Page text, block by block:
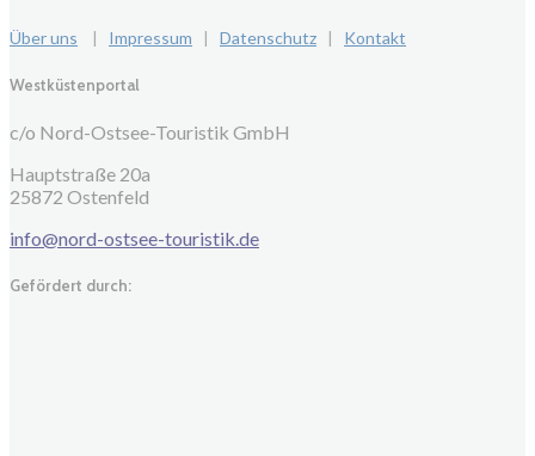
Über uns | Impressum | Datenschutz | Kontakt
Westküstenportal
c/o Nord-Ostsee-Touristik GmbH
Hauptstraße 20a
25872 Ostenfeld
info@nord-ostsee-touristik.de
Gefördert durch: